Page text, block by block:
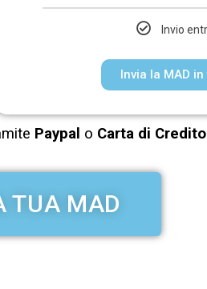
Invio
Invia la MAD
Paypal o Carta di Credito
TUA MAD